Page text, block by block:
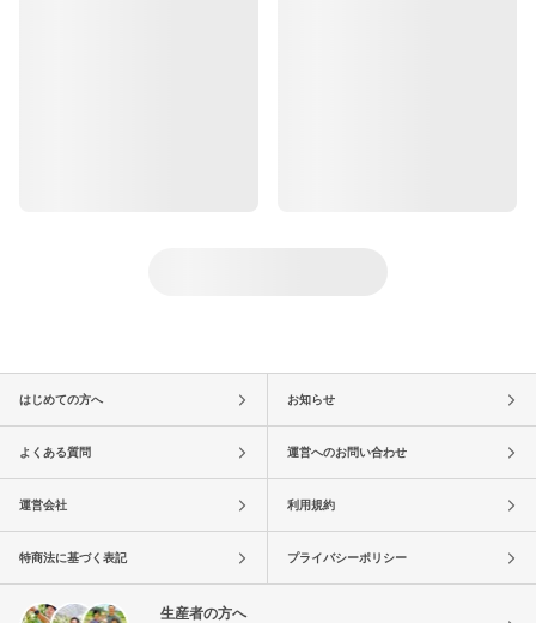
はじめての方へ お知らせ
よくある質問 運営へのお問い合わせ
運営会社 利用規約
特商法に基づく表記 プライバシーポリシー
生産者の方へ